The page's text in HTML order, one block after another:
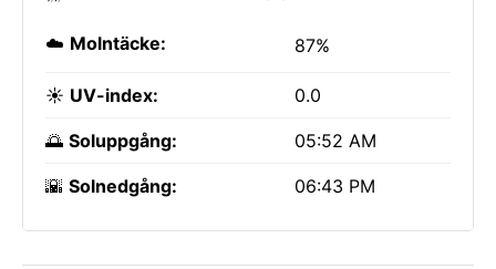
☁️ Molntäcke: 87%
☀️ UV-index: 0.0
🌅 Soluppgång: 05:52 AM
🌇 Solnedgång: 06:43 PM